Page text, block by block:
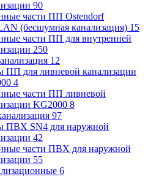
90
части ПП Ostendorf
(бесшумная канализация) 15
части ПП для внутренней
250
12
ПП для ливневой канализации
4
части ПП ливневой
KG2000 8
97
ПВХ SN4 для наружной
42
части ПВХ для наружной
55
6